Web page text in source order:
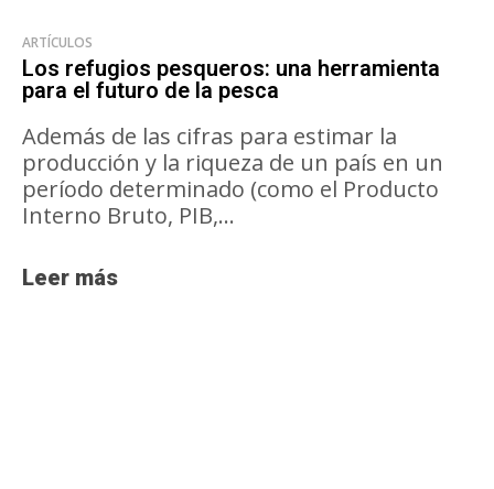
ARTÍCULOS
Los refugios pesqueros: una herramienta
para el futuro de la pesca
Además de las cifras para estimar la
producción y la riqueza de un país en un
período determinado (como el Producto
Interno Bruto, PIB,...
Leer más